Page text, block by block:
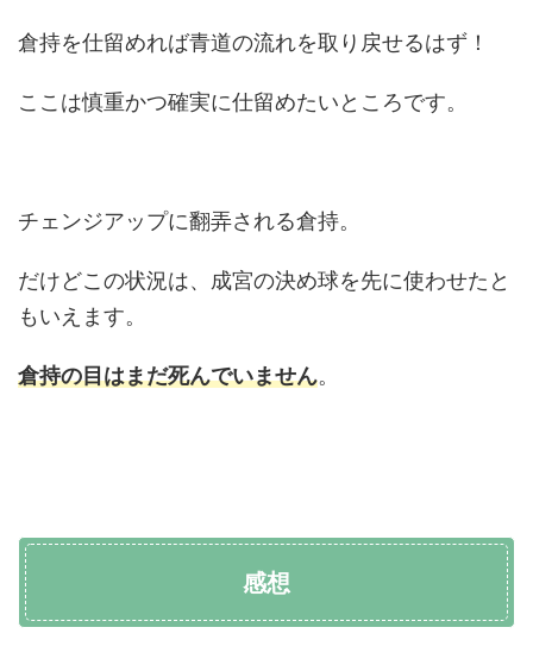
倉持を仕留めれば青道の流れを取り戻せるはず！
ここは慎重かつ確実に仕留めたいところです。
チェンジアップに翻弄される倉持。
だけどこの状況は、成宮の決め球を先に使わせたと
もいえます。
倉持の目はまだ死んでいません。
感想